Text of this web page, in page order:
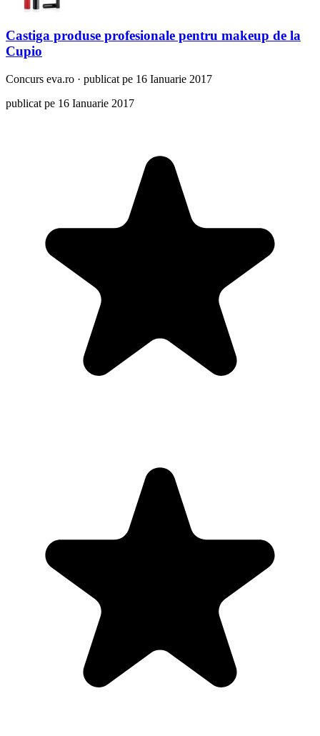
Castiga produse profesionale pentru makeup de la
Cupio
Concurs eva.ro · publicat pe 16 Ianuarie 2017
publicat pe 16 Ianuarie 2017